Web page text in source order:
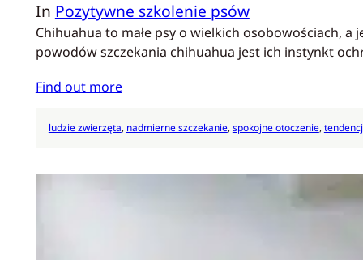
In Pozytywne szkolenie psów
Chihuahua to małe psy o wielkich osobowościach,
powodów szczekania chihuahua jest ich instynkt
Find out more
ludzie zwierzęta, nadmierne szczekanie, spokojne otoczenie,